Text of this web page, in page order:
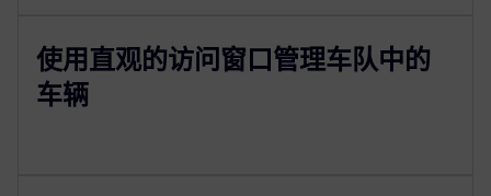
使用直观的访问窗口管理车队中的
车辆